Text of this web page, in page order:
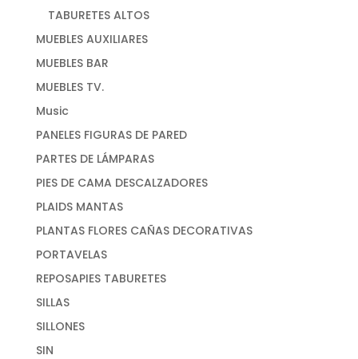
TABURETES ALTOS
MUEBLES AUXILIARES
MUEBLES BAR
MUEBLES TV.
Music
PANELES FIGURAS DE PARED
PARTES DE LÁMPARAS
PIES DE CAMA DESCALZADORES
PLAIDS MANTAS
PLANTAS FLORES CAÑAS DECORATIVAS
PORTAVELAS
REPOSAPIES TABURETES
SILLAS
SILLONES
SIN